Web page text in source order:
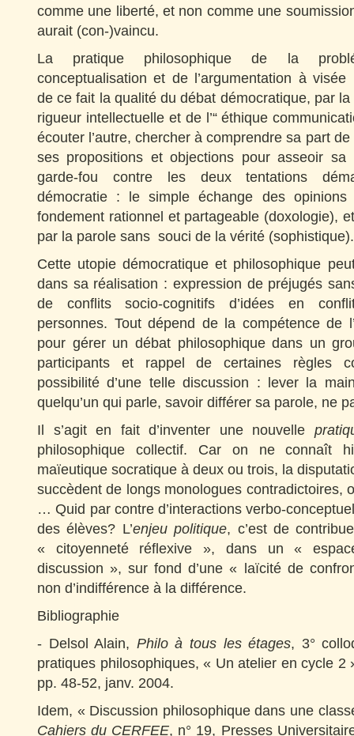
comme une liberté, et non comme une
aurait (con-)vaincu.
La pratique philosophique de la
conceptualisation et de l’argumentation à visée
de ce fait la qualité du débat démocratique, par
rigueur intellectuelle et de l’“ éthique
écouter l’autre, chercher à comprendre sa part
ses propositions et objections pour asseoir sa
garde-fou contre les deux tentations
démocratie : le simple échange des opinions
fondement rationnel et partageable (doxologie),
par la parole sans souci de la vérité (sophistique).
Cette utopie démocratique et philosophique
dans sa réalisation : expression de préjugés
de conflits socio-cognitifs d’idées en
personnes. Tout dépend de la compétence de
pour gérer un débat philosophique dans un
participants et rappel de certaines règles
possibilité d’une telle discussion : lever la
quelqu’un qui parle, savoir différer sa parole, ne
Il s’agit en fait d’inventer une nouvelle
philosophique collectif. Car on ne connaît
maïeutique socratique à deux ou trois, la
succèdent de longs monologues contradictoires,
… Quid par contre d’interactions verbo-
des élèves? L’enjeu politique, c’est de
« citoyenneté réflexive », dans un «
discussion », sur fond d’une « laïcité de
non d’indifférence à la différence.
Bibliographie
- Delsol Alain, Philo à tous les étages, 3°
pratiques philosophiques, « Un atelier en cycle 2
pp. 48-52, janv. 2004.
Idem, « Discussion philosophique dans une
Cahiers du CERFEE, n° 19, Presses